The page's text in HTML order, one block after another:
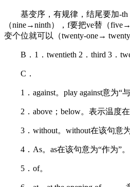
基变序，有规律，结尾要加-
（nine→ninth），f要把ve替（
变个位就可以（twenty-one→
B．1．twentieth 2．third 3．
C．
1．against。play against意为“
2．above；below。表示温度
3．without。without在该句意
4．As。as在该句意为“作为”。
5．of。